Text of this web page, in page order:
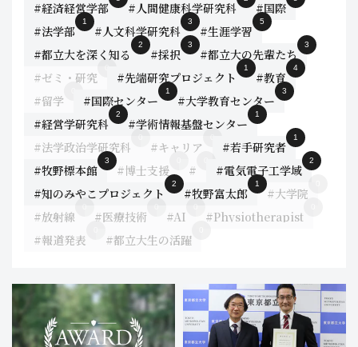
#経済経営学部 #人間健康科学研究科 #国際
#法学部
1
#人文科学研究科
3
#生涯学習
5
#都立大を深く知る
2
#採択
3
#都立大の先輩たち
3
#ゼミ・研究 #先端研究プロジェクト
1
#教育
4
#留学 #国際センター
1
#大学教育センター
3
#経営学研究科
2
#学術情報基盤センター
1
#法学政治学研究科 #キャリア #若手研究者
1
#牧野標本館
3
#博士支援 # #電気電子工学域
2
#知のみやこプロジェクト
2
#牧野富太郎
1
#大学院
#放射線 #医療技術 #AI #Physiotherapist
#報道発表 #都立大生の活躍